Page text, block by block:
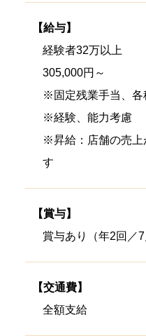
【給与】
経験者32万以上
305,000円～
※固定残業手当、各
※経験、能力考慮
※昇給：店舗の売上
す
【賞与】
賞与あり（年2回／7
【交通費】
全額支給